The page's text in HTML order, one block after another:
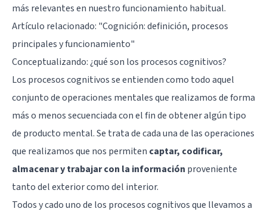
más relevantes en nuestro funcionamiento habitual.
Artículo relacionado: "Cognición: definición, procesos
principales y funcionamiento"
Conceptualizando: ¿qué son los procesos cognitivos?
Los procesos cognitivos se entienden como todo aquel
conjunto de operaciones mentales que realizamos de forma
más o menos secuenciada con el fin de obtener algún tipo
de producto mental. Se trata de cada una de las operaciones
que realizamos que nos permiten captar, codificar,
almacenar y trabajar con la información proveniente
tanto del exterior como del interior.
Todos y cado uno de los procesos cognitivos que llevamos a